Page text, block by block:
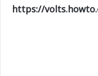
https://